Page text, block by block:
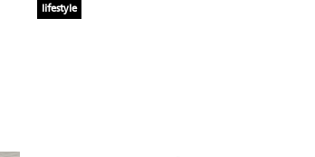
lifestyle